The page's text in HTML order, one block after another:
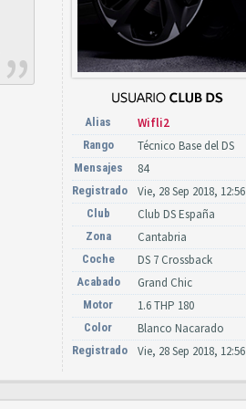
Alias Wifli2
Rango Técnico Base del DS
Mensajes 84
Registrado Vie, 28 Sep 2018, 12:56
Club Club DS España
Zona Cantabria
Coche DS 7 Crossback
Acabado Grand Chic
Motor 1.6 THP 180
Color Blanco Nacarado
Registrado Vie, 28 Sep 2018, 12:56